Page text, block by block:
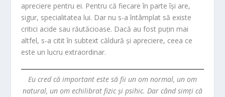
apreciere pentru ei. Pentru că fiecare în parte își are,
sigur, specialitatea lui. Dar nu s-a întâmplat să existe
critici acide sau răutăcioase. Dacă au fost puțin mai
altfel, s-a citit în subtext căldură și apreciere, ceea ce
este un lucru extraordinar.
Eu cred că important este să fii un om normal, un om
natural, un om echilibrat fizic și psihic. Dar când simți că